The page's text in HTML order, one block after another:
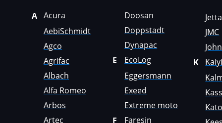
Dacia
Daewoo
DAF
Daihatsu
Dammann
Derways
A Acura
AebiSchmidt
Agco
Agrifac
Albach
Alfa Romeo
Arbos
Artec
Doosan
Doppstadt
Dynapac
E
EcoLog
Eggersmann
Exeed
Extreme moto
F
Faresin
Jetta
JMC
K
Kaiyi
Kato